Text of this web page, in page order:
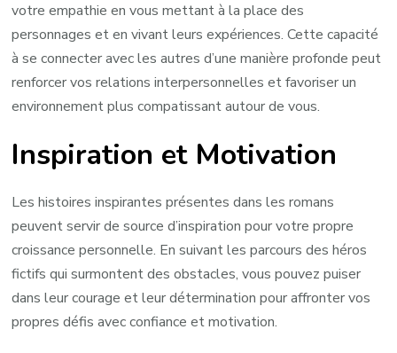
votre empathie en vous mettant à la place des
personnages et en vivant leurs expériences. Cette capacité
à se connecter avec les autres d’une manière profonde peut
renforcer vos relations interpersonnelles et favoriser un
environnement plus compatissant autour de vous.
Inspiration et Motivation
Les histoires inspirantes présentes dans les romans
peuvent servir de source d’inspiration pour votre propre
croissance personnelle. En suivant les parcours des héros
fictifs qui surmontent des obstacles, vous pouvez puiser
dans leur courage et leur détermination pour affronter vos
propres défis avec confiance et motivation.